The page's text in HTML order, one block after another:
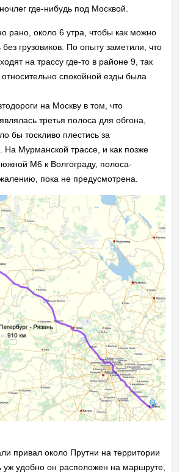
где-нибудь под Москвой.
рано, около 6 утра, чтобы как можно
грузовиков. По опыту заметили, что
на трассу где-то в районе 9, так
относительно спокойной езды была
на Москву в том, что
третья полоса для обгона,
бы тоскливо плестись за
На Мурманской трассе, и как позже
M6 к Волгограду, полоса-
пока не предусмотрена.
привал около Прутни на территории
уж удобно он расположен на маршруте,